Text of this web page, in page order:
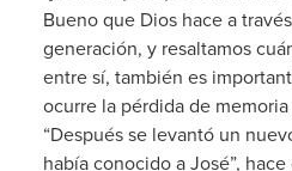
Bueno que Dios hace a
generación, y resaltamos
entre sí, también es
ocurre la pérdida de
“Después se levantó un
había conocido a José”,